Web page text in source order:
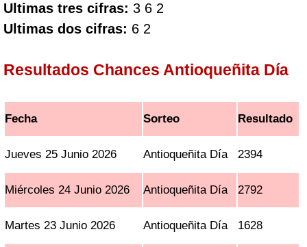
Ultimas tres cifras: 3 6 2
Ultimas dos cifras: 6 2
Resultados Chances Antioqueñita Día
Fecha Sorteo Resultado
Jueves 25 Junio 2026 Antioqueñita Día 2394
Miércoles 24 Junio 2026 Antioqueñita Día 2792
Martes 23 Junio 2026 Antioqueñita Día 1628